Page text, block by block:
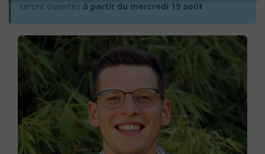
seront ouvertes à partir du mercredi 19 août